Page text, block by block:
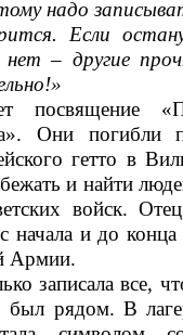
надо
Если
нет – другие
посвящение
Они погибли
гетто в
и найти
войск.
начала и до
Армии.
записала все,
рядом. В